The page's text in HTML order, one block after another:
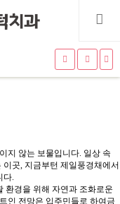
지 않는 보물입니다. 일상 속
곳, 지금부턴 제일풍경채에서
다.
환경을 위해 자연과 조화로운
인 전망은 입주민들로 하여금